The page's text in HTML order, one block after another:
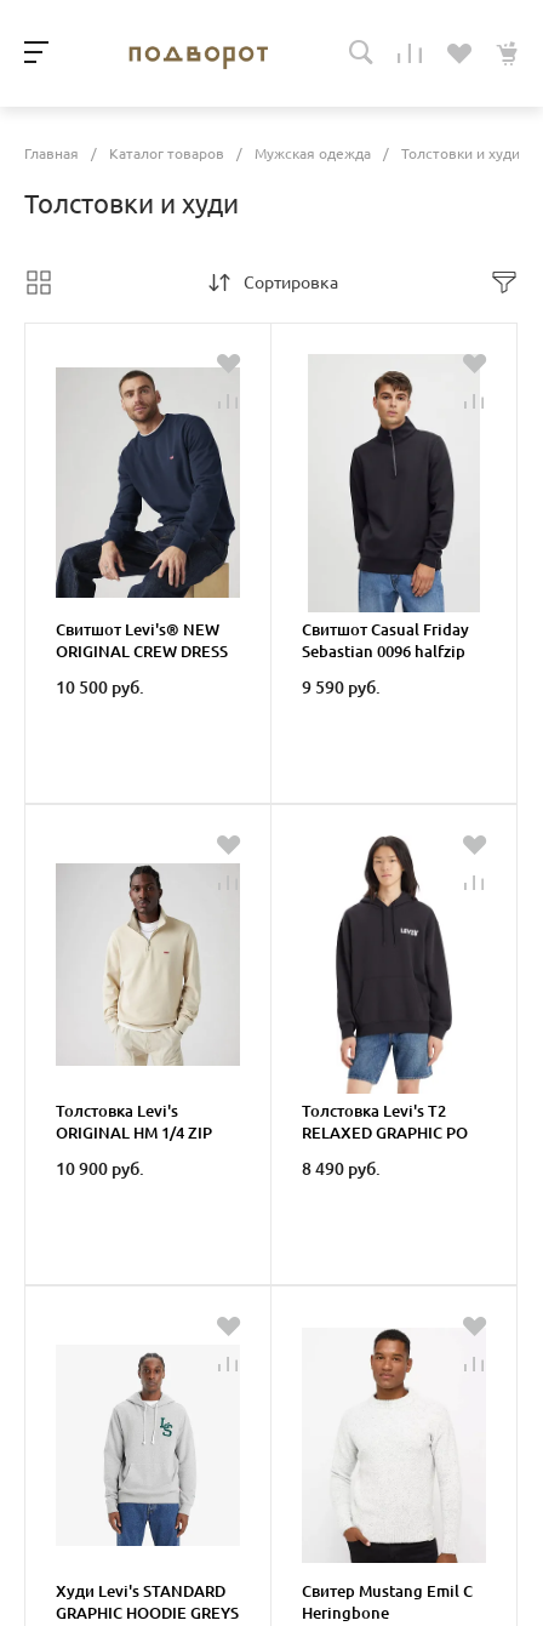
Главная / Каталог товаров / Мужская одежда / Толстовки и худи
Толстовки и худи
Сортировка
Свитшот Levi's® NEW
ORIGINAL CREW DRESS
10 500 руб.
Свитшот Casual Friday
Sebastian 0096 halfzip
9 590 руб.
Толстовка Levi's
ORIGINAL HM 1/4 ZIP
10 900 руб.
Толстовка Levi's T2
RELAXED GRAPHIC PO
8 490 руб.
Худи Levi's STANDARD
GRAPHIC HOODIE GREYS
Свитер Mustang Emil C
Heringbone